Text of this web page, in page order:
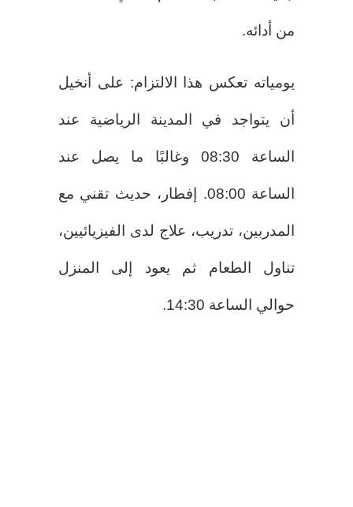
من أدائه.
يومياته تعكس هذا الالتزام: على أنخيل
أن يتواجد في المدينة الرياضية عند
الساعة 08:30 وغالبًا ما يصل عند
الساعة 08:00. إفطار، حديث تقني مع
المدربين، تدريب، علاج لدى الفيزيائيين،
تناول الطعام ثم يعود إلى المنزل
حوالي الساعة 14:30.